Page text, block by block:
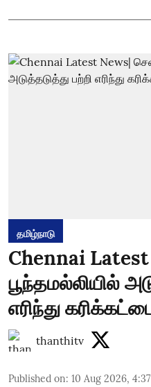
தமிழ்நாடு
Chennai
பூந்தமல்லியில்
எரிந்து
thanthitv
Published on: 10 Aug 2026,